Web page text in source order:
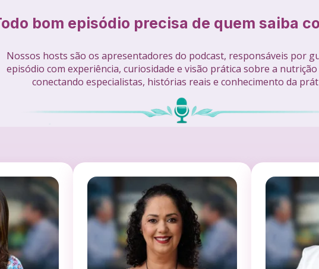
bom episódio precisa de quem saiba
Nossos hosts são os apresentadores do podcast, responsáveis por
episódio com experiência, curiosidade e visão prática sobre a nutrição
conectando especialistas, histórias reais e conhecimento da